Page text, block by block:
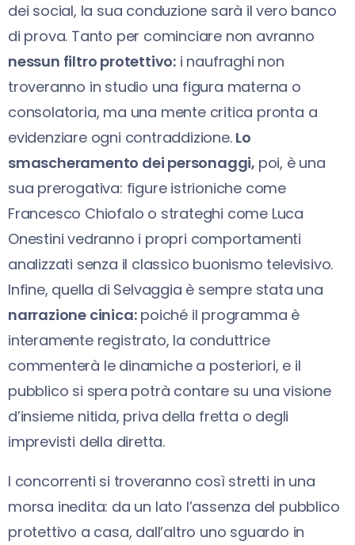
dei social, la sua conduzione sarà il vero banco
di prova. Tanto per cominciare non avranno
nessun filtro protettivo: i naufraghi non
troveranno in studio una figura materna o
consolatoria, ma una mente critica pronta a
evidenziare ogni contraddizione. Lo
smascheramento dei personaggi, poi, è una
sua prerogativa: figure istrioniche come
Francesco Chiofalo o strateghi come Luca
Onestini vedranno i propri comportamenti
analizzati senza il classico buonismo televisivo.
Infine, quella di Selvaggia è sempre stata una
narrazione cinica:poiché il programma è
interamente registrato, la conduttrice
commenterà le dinamiche a posteriori, e il
pubblico si spera potrà contare su una visione
d’insieme nitida, priva della fretta o degli
imprevisti della diretta.
I concorrenti si troveranno così stretti in una
morsa inedita: da un lato l’assenza del pubblico
protettivo a casa, dall’altro uno sguardo in